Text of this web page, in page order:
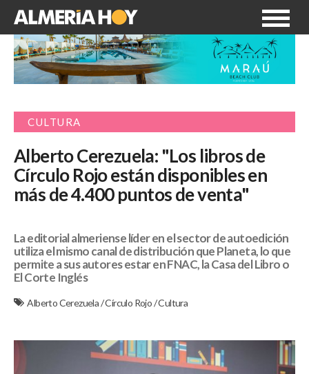
CULTURA
Alberto Cerezuela: "Los libros de
Círculo Rojo están disponibles en
más de 4.400 puntos de venta"
La editorial almeriense líder en el sector de autoedición
utiliza el mismo canal de distribución que Planeta, lo que
permite a sus autores estar en FNAC, la Casa del Libro o
El Corte Inglés
Alberto Cerezuela/Círculo Rojo/Cultura